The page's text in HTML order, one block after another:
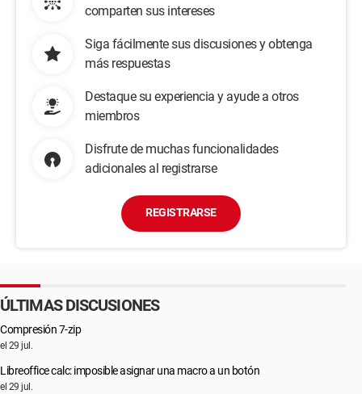
comparten sus intereses
Siga fácilmente sus discusiones y obtenga
más respuestas
Destaque su experiencia y ayude a otros
miembros
Disfrute de muchas funcionalidades
adicionales al registrarse
REGISTRARSE
ÚLTIMAS DISCUSIONES
Compresión 7-zip
el 29 jul.
Libreoffice calc: imposible asignar una macro a un botón
el 29 jul.